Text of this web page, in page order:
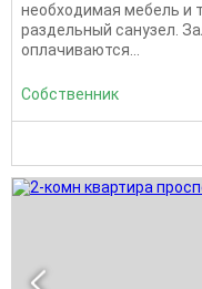
необходимая мебель и
раздельный санузел.
оплачиваются...
Собственник